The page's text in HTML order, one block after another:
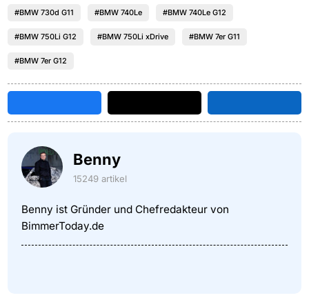
#BMW 730d G11 #BMW 740Le #BMW 740Le G12
#BMW 750Li G12 #BMW 750Li xDrive #BMW 7er G11
#BMW 7er G12
Benny
15249 artikel
Benny ist Gründer und Chefredakteur von
BimmerToday.de